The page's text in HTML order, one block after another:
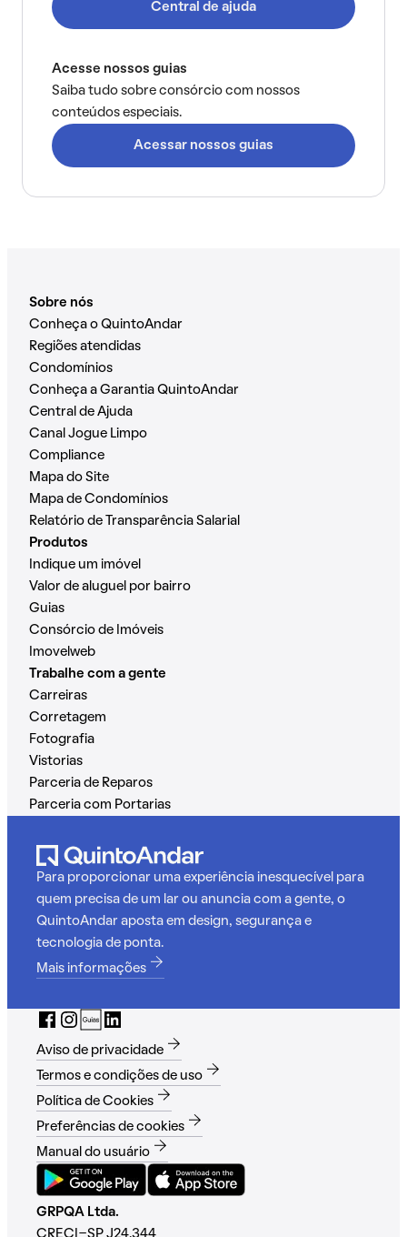
Central de ajuda
Acesse nossos guias
Saiba tudo sobre consórcio com nossos
conteúdos especiais.
Acessar nossos guias
Sobre nós
Conheça o QuintoAndar
Regiões atendidas
Condomínios
Conheça a Garantia QuintoAndar
Central de Ajuda
Canal Jogue Limpo
Compliance
Mapa do Site
Mapa de Condomínios
Relatório de Transparência Salarial
Produtos
Indique um imóvel
Valor de aluguel por bairro
Guias
Consórcio de Imóveis
Imovelweb
Trabalhe com a gente
Carreiras
Corretagem
Fotografia
Vistorias
Parceria de Reparos
Parceria com Portarias
Para proporcionar uma experiência inesquecível para
quem precisa de um lar ou anuncia com a gente, o
QuintoAndar aposta em design, segurança e
tecnologia de ponta.
Mais informações
Aviso de privacidade
Termos e condições de uso
Política de Cookies
Preferências de cookies
Manual do usuário
GRPQA Ltda.